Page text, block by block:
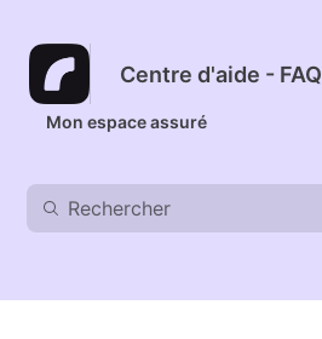
Centre d'aide - FAQ
Mon espace assuré